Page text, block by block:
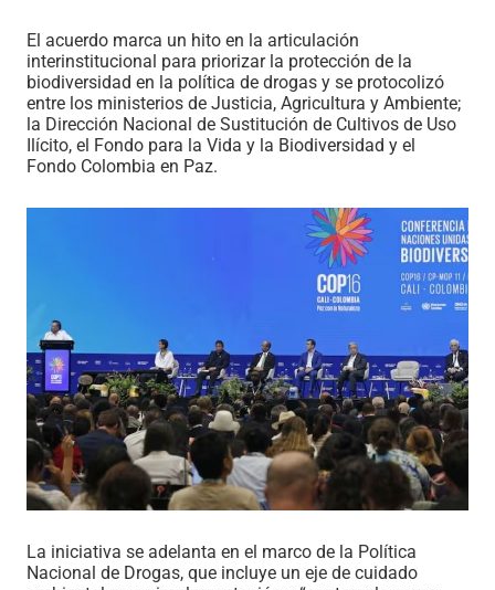
El acuerdo marca un hito en la articulación
interinstitucional para priorizar la protección de la
biodiversidad en la política de drogas y se protocolizó
entre los ministerios de Justicia, Agricultura y Ambiente;
la Dirección Nacional de Sustitución de Cultivos de Uso
Ilícito, el Fondo para la Vida y la Biodiversidad y el
Fondo Colombia en Paz.
La iniciativa se adelanta en el marco de la Política
Nacional de Drogas, que incluye un eje de cuidado